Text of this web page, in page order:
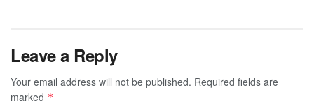
Leave a Reply
Your email address will not be published. Required fields are
marked *